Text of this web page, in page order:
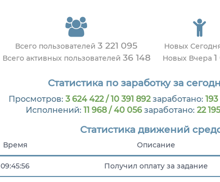
Всего пользователей 3 221 095
Всего активных пользователей 36 148
Новых
Новых Вчера
Статистика по заработку за
Просмотров: 3 624 422 / 10 391 892заработано:
Исполнений: 11 968 / 40 056 заработано: 22
Статистика движений
Время Описание
09:45:56 Получил оплату за задание